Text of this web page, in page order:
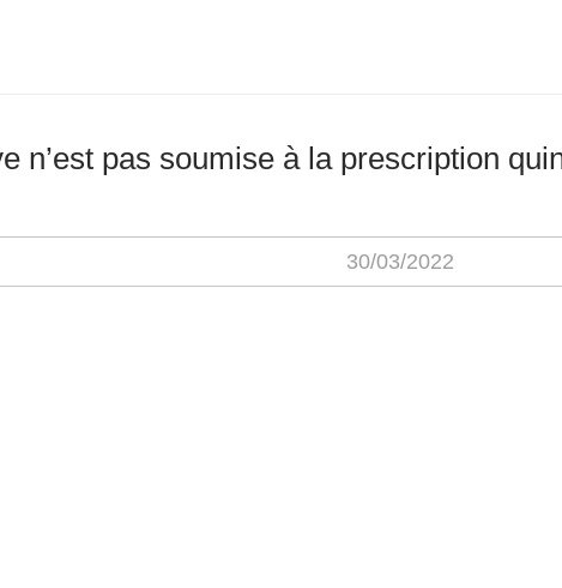
n’est pas soumise à la prescription
30/03/2022